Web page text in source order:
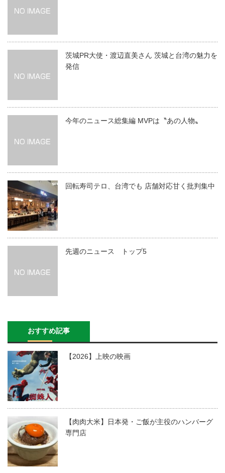
茨城PR大使・渡辺直美さん 茨城と台湾の魅力を
発信
今年のニュース総集編 MVPは〝あの人物〟
回転寿司テロ、台湾でも 店舗対応甘く批判集中
先週のニュース トップ5
おすすめ記事
【2026】上映の映画
【肉肉大米】日本発・ご飯が主役のハンバーグ
専門店